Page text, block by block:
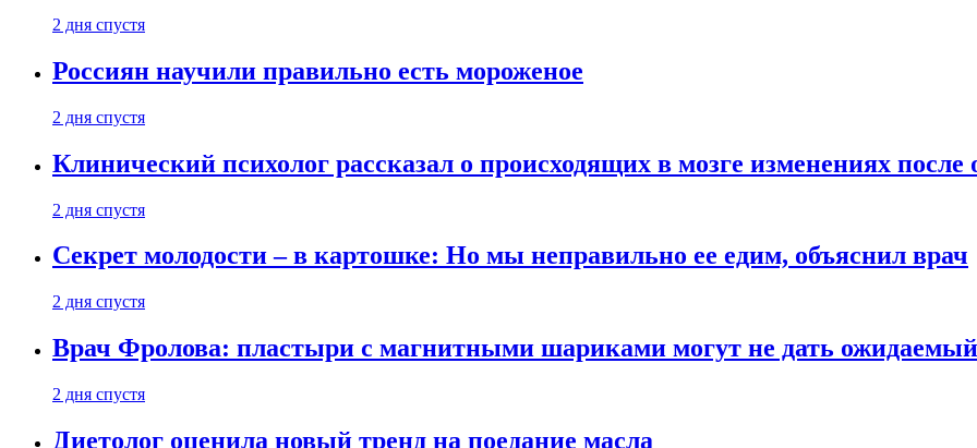
2 дня спустя
Россиян научили правильно есть мороженое
2 дня спустя
Клинический психолог рассказал о происходящих в мозге изменениях после
2 дня спустя
Секрет молодости – в картошке: Но мы неправильно ее едим, объяснил врач
2 дня спустя
Врач Фролова: пластыри с магнитными шариками могут не дать
2 дня спустя
Диетолог оценила новый тренд на поедание масла